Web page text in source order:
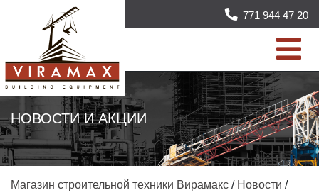
771 944 47 20
НОВОСТИ И АКЦИИ
Магазин строительной техники Вирамакс / Новости /